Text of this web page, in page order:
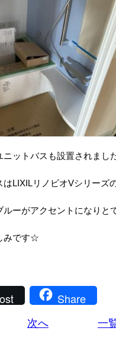
ニットバスも設置されまし
はLIXILリノビオVシリーズ
ーがアクセントになりと
みです☆
Share
次へ 一